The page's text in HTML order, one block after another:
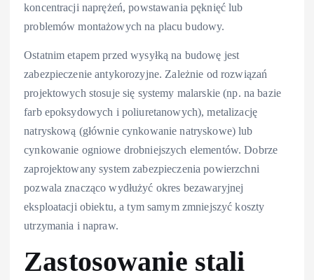
koncentracji naprężeń, powstawania pęknięć lub
problemów montażowych na placu budowy.
Ostatnim etapem przed wysyłką na budowę jest
zabezpieczenie antykorozyjne. Zależnie od rozwiązań
projektowych stosuje się systemy malarskie (np. na bazie
farb epoksydowych i poliuretanowych), metalizację
natryskową (głównie cynkowanie natryskowe) lub
cynkowanie ogniowe drobniejszych elementów. Dobrze
zaprojektowany system zabezpieczenia powierzchni
pozwala znacząco wydłużyć okres bezawaryjnej
eksploatacji obiektu, a tym samym zmniejszyć koszty
utrzymania i napraw.
Zastosowanie stali